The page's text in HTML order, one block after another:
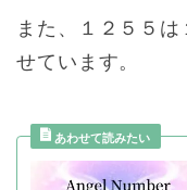
また、１２５５
せています。